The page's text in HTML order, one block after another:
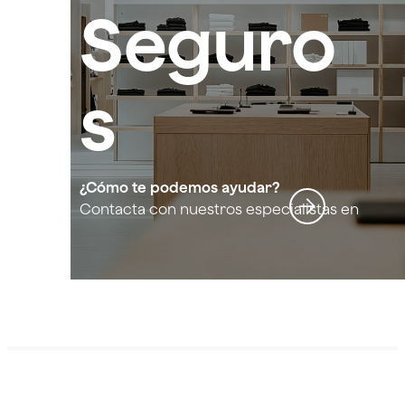
Seguro
s
Multirie
sgo
¿Cómo te podemos ayudar?
Contacta con nuestros especialistas en
Seguros Multiriesgo Comercio y Oficina